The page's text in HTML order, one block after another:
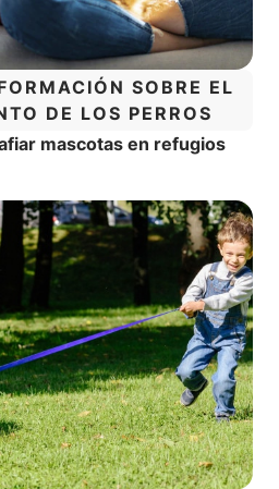
SOBRE EL
DE LOS PERROS
mascotas en refugios